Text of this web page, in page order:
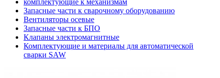
комплектующие к механизмам
Запасные части к сварочному оборудованию
Вентиляторы осевые
Запасные части к БПО
Клапаны электромагнитные
Комплектующие и материалы для автоматической
сварки SAW